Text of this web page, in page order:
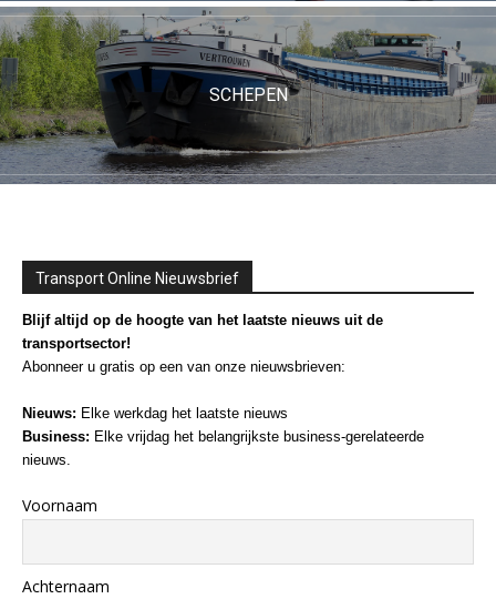
SCHEPEN
Transport Online Nieuwsbrief
Blijf altijd op de hoogte van het laatste nieuws uit de
transportsector!
Abonneer u gratis op een van onze nieuwsbrieven:
Nieuws: Elke werkdag het laatste nieuws
Business: Elke vrijdag het belangrijkste business-gerelateerde
nieuws.
Voornaam
Achternaam